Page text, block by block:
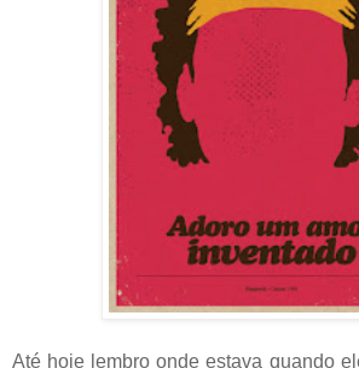
Até hoje lembro onde estava quando